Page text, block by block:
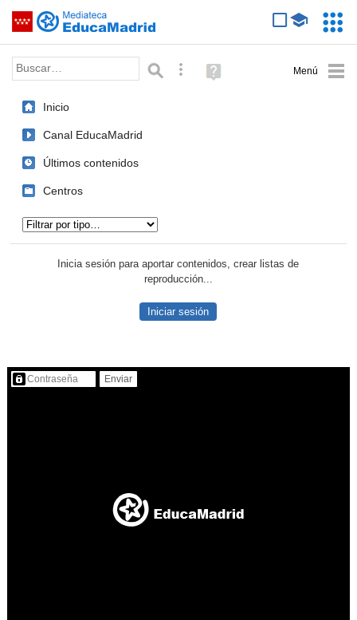
Saltar navegación
Palabra o frase: Búsqueda avanzada
Ayuda
(en
Inicio
Canal EducaMadrid
Últimos contenidos
Centros
Inicia sesión para aportar contenidos, crear listas de
reproducción...
Iniciar sesión
Contenido protegido…